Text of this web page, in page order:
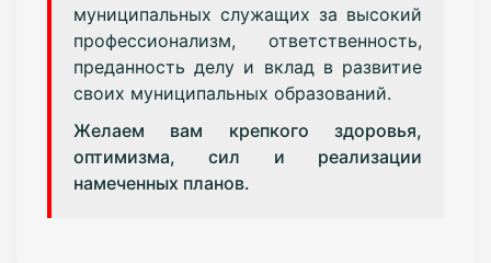
муниципальных служащих за высокий
профессионализм, ответственность,
преданность делу и вклад в развитие
своих муниципальных образований.
Желаем вам крепкого здоровья,
оптимизма, сил и реализации
намеченных планов.